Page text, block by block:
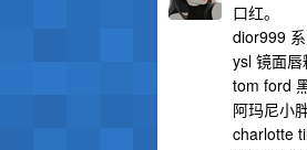
口红。
dior999
ysl 镜面唇
tom ford
阿玛尼小
charlotte